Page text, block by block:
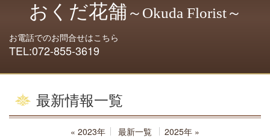
おくだ花舗 ～Okuda Florist～
お電話でのお問合せはこちら
TEL:072-855-3619
最新情報一覧
« 2023年 最新一覧 2025年 »